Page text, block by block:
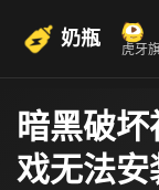
奶瓶 虎牙
暗黑破
戏无法安